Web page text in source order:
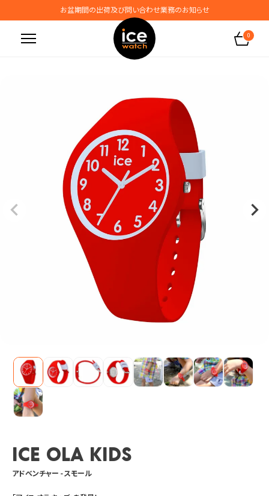
お盆期間の出荷及び問い合わせ業務のお知らせ
地震の影響によるお届けに関するお知らせ
無料ギフトラッピングサービス受付中
0
ICE ola kids
アドベンチャー - スモール